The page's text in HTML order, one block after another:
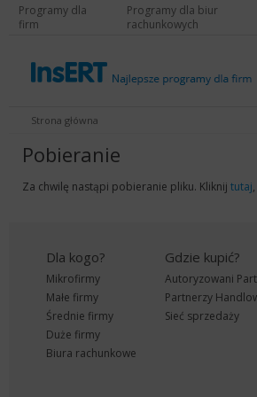
Programy dla
firm
Programy dla biur
rachunkowych
Strona główna
Pobieranie
Za chwilę nastąpi pobieranie pliku. Kliknij tutaj
Dla kogo?
Mikrofirmy
Małe firmy
Średnie firmy
Duże firmy
Biura rachunkowe
Gdzie kupić?
Autoryzowani
Partnerzy
Sieć sprzedaży